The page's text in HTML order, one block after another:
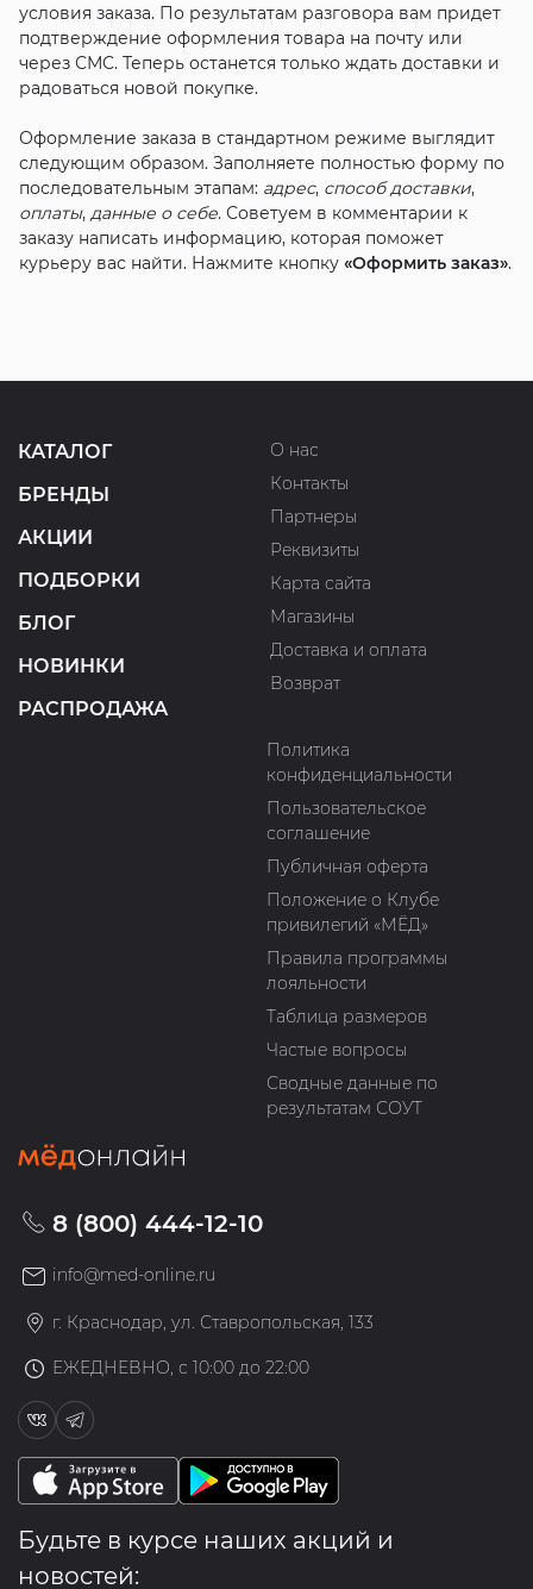
условия заказа. По результатам разговора вам придет
подтверждение оформления товара на почту или
через СМС. Теперь останется только ждать доставки и
радоваться новой покупке.
Оформление заказа в стандартном режиме выглядит
следующим образом. Заполняете полностью форму по
последовательным этапам: адрес, способ доставки,
оплаты, данные о себе. Советуем в комментарии к
заказу написать информацию, которая поможет
курьеру вас найти. Нажмите кнопку «Оформить заказ».
КАТАЛОГ
БРЕНДЫ
АКЦИИ
ПОДБОРКИ
БЛОГ
НОВИНКИ
РАСПРОДАЖА
О нас
Контакты
Партнеры
Реквизиты
Карта сайта
Магазины
Доставка и оплата
Возврат
Политика
конфиденциальности
Пользовательское
соглашение
Публичная оферта
Положение о Клубе
привилегий «МЁД»
Правила программы
лояльности
Таблица размеров
Частые вопросы
Сводные данные по
результатам СОУТ
8 (800) 444-12-10
info@med-online.ru
г. Краснодар, ул. Ставропольская, 133
ЕЖЕДНЕВНО, с 10:00 до 22:00
Будьте в курсе наших акций и
новостей: